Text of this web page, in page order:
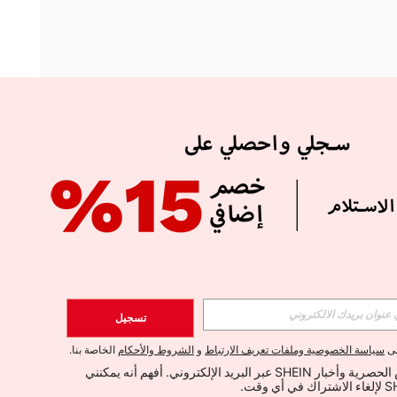
الإشتراك
اشتراك
تسجيل
سياسة الخصوصية وملفات تعريف الارتباط و الشروط والأحكام الخاصة بنا.
أود تلقي العروض الحصرية وأخبار SHEIN عبر البريد الإلكتروني. أفهم أنه يمكنني